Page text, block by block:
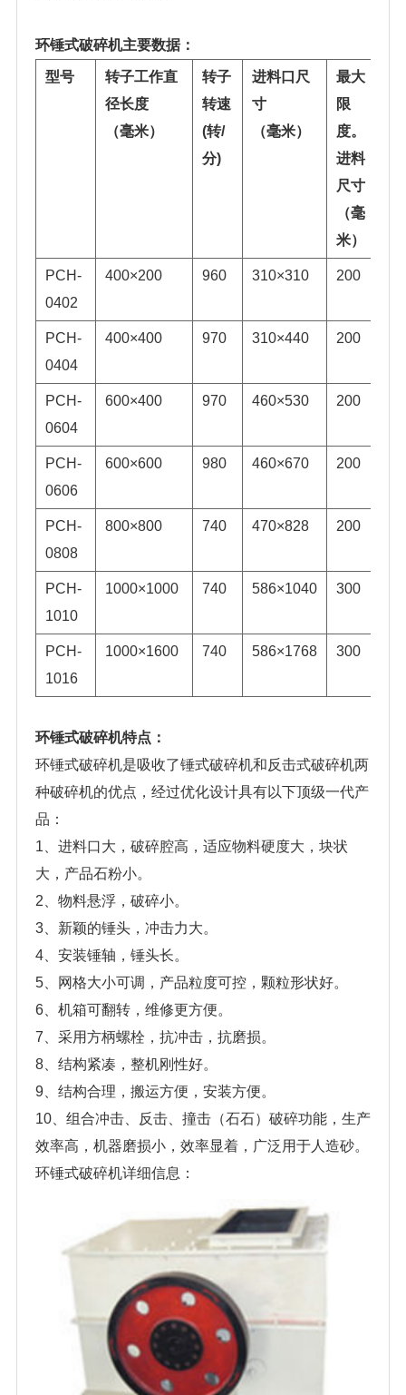
环锤式破碎机主要数据：
型号
转子工作直
径长度
（毫米）
转子
转速
(转/
分)
进料口尺
寸
（毫米）
最大
限
度。
进料
尺寸
（毫
米）
PCH-
0402
400×200 960 310×310 200
PCH-
0404
400×400 970 310×440 200
PCH-
0604
600×400 970 460×530 200
PCH-
0606
600×600 980 460×670 200
PCH-
0808
800×800 740 470×828 200
PCH-
1010
1000×1000 740 586×1040 300
PCH-
1016
1000×1600 740 586×1768 300
环锤式破碎机特点：
环锤式破碎机是吸收了锤式破碎机和反击式破碎机两
种破碎机的优点，经过优化设计具有以下顶级一代产
品：
1、进料口大，破碎腔高，适应物料硬度大，块状
大，产品石粉小。
2、物料悬浮，破碎小。
3、新颖的锤头，冲击力大。
4、安装锤轴，锤头长。
5、网格大小可调，产品粒度可控，颗粒形状好。
6、机箱可翻转，维修更方便。
7、采用方柄螺栓，抗冲击，抗磨损。
8、结构紧凑，整机刚性好。
9、结构合理，搬运方便，安装方便。
10、组合冲击、反击、撞击（石石）破碎功能，生产
效率高，机器磨损小，效率显着，广泛用于人造砂。
环锤式破碎机详细信息：